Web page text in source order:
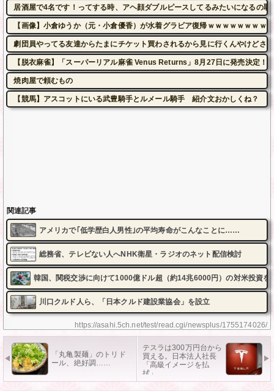
https://asahi.5ch.net/test/read.cgi/newsplus/1755174026/
居酒屋で4名です！ってする時、アヘ顔ダブルピースしてるみたいになるの恥
【画像】小倉ゆうか（元・小倉優香）が水着グラビア復帰ｗｗｗｗｗｗｗｗ
劇団員やってる友達からたまにチケット買わされるから見に行くんやけどさ
【脱衣麻雀】「スーパーリアル麻雀 Venus Returns」8月27日に発売決定！
焼肉屋で頼むもの
【競馬】アスコットにいる武豊騎手とルメール騎手 紹介文おかしくね？
関連記事
アメリカで｢低学歴白人男性｣の平均寿命がこんなことに……
総務省、テレビない人へNHK衛星・ラジオのネット配信検討
韓国、関税交渉に向けて1000億ドル超（約14兆6000円）の対米投資を
川口クルド人ら、「日本クルド建設業協会」を設立
「丸亀製麺」のトリド
ール、絶好調……
テスラは300万円台から
買える。日本法人社長
「高級イメージを払
拭」